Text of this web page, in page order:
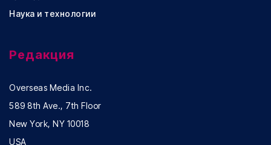
Наука и технологии
Редакция
Overseas Media Inc.
589 8th Ave., 7th Floor
New York, NY 10018
USA